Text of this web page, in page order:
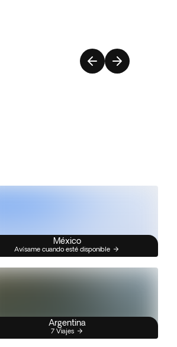
México
Avísame cuando esté disponible
Argentina
7 Viajes